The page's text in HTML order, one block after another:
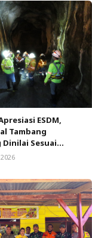
ESDM,
Tambang
Dinilai Sesuai